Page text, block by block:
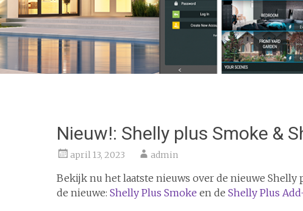
Nieuw!: Shelly plus Smoke &
april 13, 2023 admin
Bekijk nu het laatste nieuws over de nieuwe
de nieuwe: Shelly Plus Smoke en de Shelly Plus